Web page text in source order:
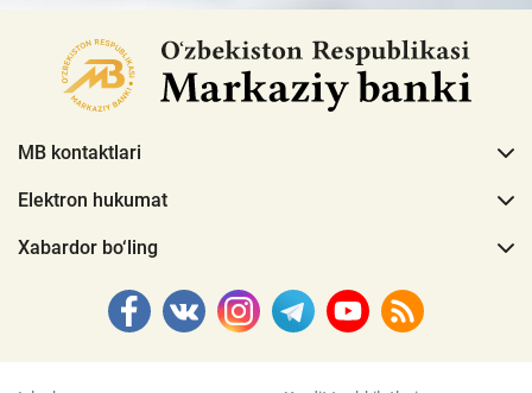
MB kontaktlari
Elektron hukumat
Xabardor bo‘ling